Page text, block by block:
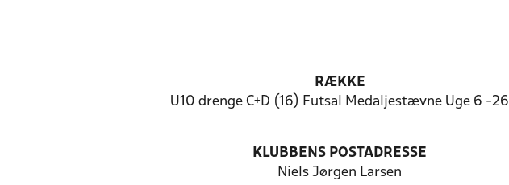
RÆKKE
U10 drenge C+D (16) Futsal Medaljestævne Uge 6 -26
KLUBBENS POSTADRESSE
Niels Jørgen Larsen